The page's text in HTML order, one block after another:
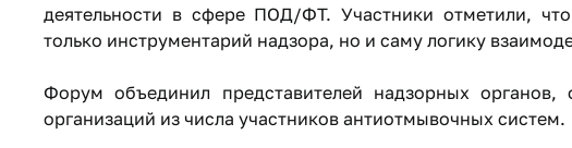
деятельности в сфере ПОД/ФТ. Участники отметили,
только инструментарий надзора, но и саму логику
Форум объединил представителей надзорных
организаций из числа участников антиотмывочных систем.